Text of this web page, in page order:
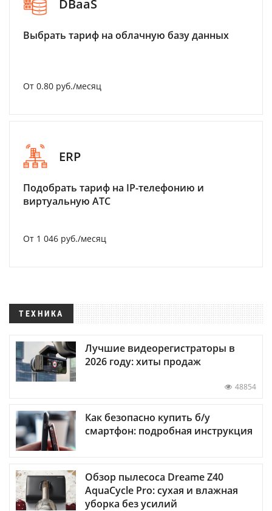
DBaaS
Выбрать тариф на облачную базу данных
От 0.80 руб./месяц
ERP
Подобрать тариф на IP-телефонию и
виртуальную АТС
От 1 046 руб./месяц
ТЕХНИКА
Лучшие видеорегистраторы в
2026 году: хиты продаж
48854
Как безопасно купить б/у
смартфон: подробная инструкция
Обзор пылесоса Dreame Z40
AquaCycle Pro: сухая и влажная
уборка без усилий